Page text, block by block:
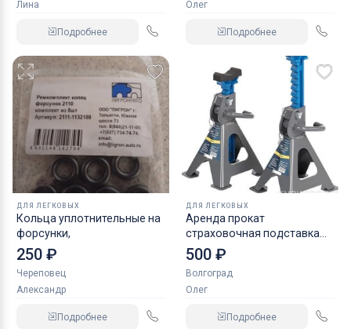
Лина
Подробнее
Олег
Подробнее
ДЛЯ ЛЕГКОВЫХ
Кольца уплотнительные на
форсунки,
250 ₽
Череповец
Александр
Подробнее
ДЛЯ ЛЕГКОВЫХ
Аренда прокат
страховочная подставка
NORDBERG 2 т
500 ₽
Волгоград
Олег
Подробнее